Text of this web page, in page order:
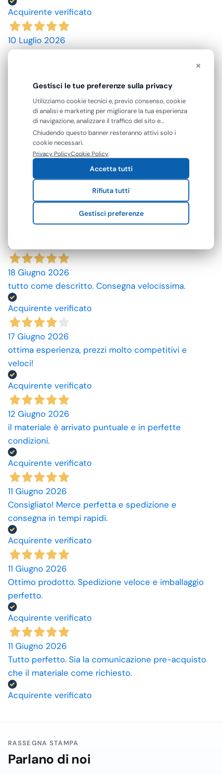
Acquirente verificato
10 Luglio 2026
spedizione rapida, prodotti come da descrizione,
Acquirente verificato
09 Luglio 2026
ottimo prodotto.
Acquirente verificato
25 Giugno 2026
Mi aspettavo degli asciugamani più grandi e più
assorbenti. Però non male se si potesse avere le
caratteristiche sopra descritte sarebbe top
Acquirente verificato
18 Giugno 2026
tutto come descritto. Consegna velocissima.
Acquirente verificato
17 Giugno 2026
ottima esperienza, prezzi molto competitivi e
veloci!
Acquirente verificato
12 Giugno 2026
il materiale è arrivato puntuale e in perfette
condizioni.
Acquirente verificato
11 Giugno 2026
Consigliato! Merce perfetta e spedizione e
consegna in tempi rapidi.
Acquirente verificato
11 Giugno 2026
Ottimo prodotto. Spedizione veloce e imballaggio
perfetto.
Acquirente verificato
11 Giugno 2026
Tutto perfetto. Sia la comunicazione pre-acquisto
che il materiale come richiesto.
Acquirente verificato
RASSEGNA STAMPA
Parlano di noi
×
Gestisci le tue preferenze sulla privacy
Utilizziamo cookie tecnici e, previo consenso, cookie
di analisi e marketing per migliorare la tua esperienza
di navigazione, analizzare il traffico del sito e
mostrarti contenuti e pubblicità personalizzati. Puoi
accettare tutti i cookie oppure gestire le tue
preferenze. Puoi modificare o revocare il consenso in
qualsiasi momento.
Chiudendo questo banner resteranno attivi solo i
cookie necessari.
Privacy PolicyCookie Policy
Accetta tutti
Rifiuta tutti
Gestisci preferenze